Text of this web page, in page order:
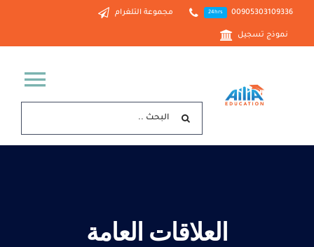
00905303109336
24hrs مجموعة التلغرام
نموذج تسجيل
الرئيسية
البحث
عن:
العلاقات العامة